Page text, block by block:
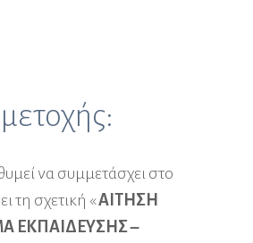
να συµµετάσχει στο
τη σχετική «ΑΙΤΗΣΗ
ΕΚΠΑΙΔΕΥΣΗΣ –